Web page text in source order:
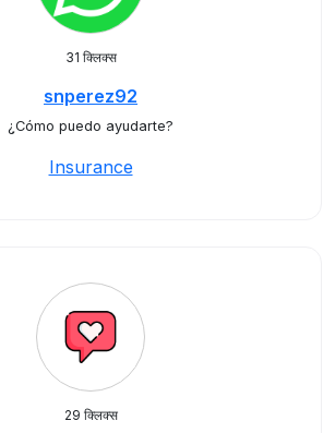
31 क्लिक्स
snperez92
¿Cómo puedo ayudarte?
Insurance
29 क्लिक्स